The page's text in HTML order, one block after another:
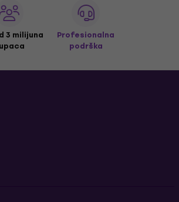
3 milijuna
Profesionalna
podrška